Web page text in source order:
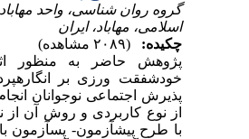
گروه روان شناسی، واحد مهاباد،
اسلامی، مهاباد، ایران
چکیده:
پژوهش حاضر به منظور
خودشفقت ورزی بر
پذیرش اجتماعی نوجوانان
از نوع کاربردی و روش آن از
با طرح پیش­آزمون- پس­آزمون با